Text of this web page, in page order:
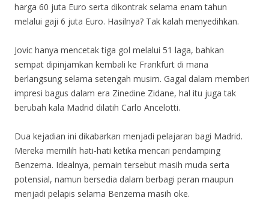
harga 60 juta Euro serta dikontrak selama enam tahun
melalui gaji 6 juta Euro. Hasilnya? Tak kalah menyedihkan.
Jovic hanya mencetak tiga gol melalui 51 laga, bahkan
sempat dipinjamkan kembali ke Frankfurt di mana
berlangsung selama setengah musim. Gagal dalam memberi
impresi bagus dalam era Zinedine Zidane, hal itu juga tak
berubah kala Madrid dilatih Carlo Ancelotti.
Dua kejadian ini dikabarkan menjadi pelajaran bagi Madrid.
Mereka memilih hati-hati ketika mencari pendamping
Benzema. Idealnya, pemain tersebut masih muda serta
potensial, namun bersedia dalam berbagi peran maupun
menjadi pelapis selama Benzema masih oke.